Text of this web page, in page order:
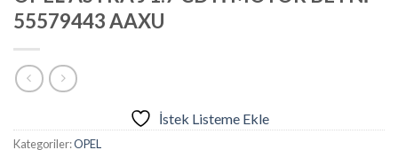
55579443 AAXU
İstek Listeme Ekle
Kategoriler:OPEL